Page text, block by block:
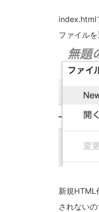
index.html
ファイル
新規HTML
されない